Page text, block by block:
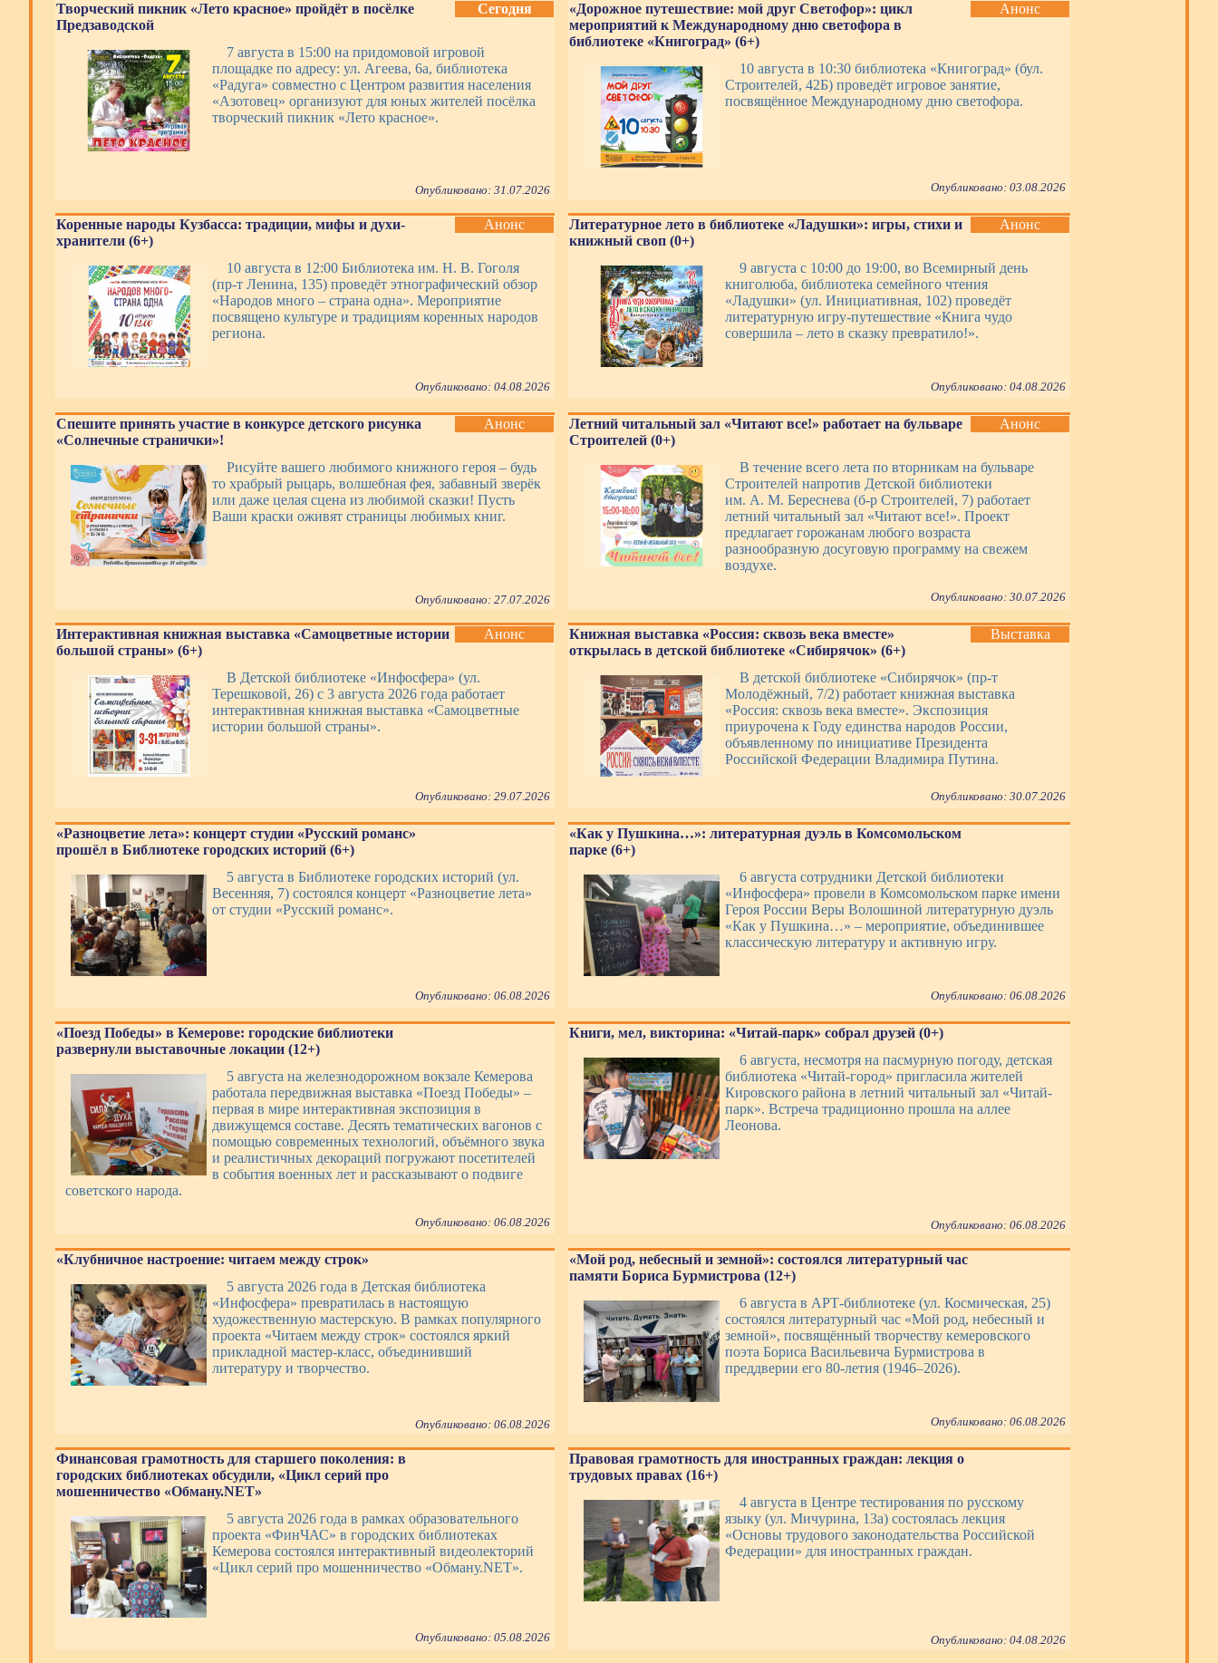
Творческий пикник «Лето красное» пройдёт в посёлке
Предзаводской
Сегодня
7 августа в 15:00 на придомовой игровой
площадке по адресу: ул. Агеева, 6а, библиотека
«Радуга» совместно с Центром развития населения
«Азотовец» организуют для юных жителей посёлка
творческий пикник «Лето красное».
Опубликовано: 31.07.2026
«Дорожное путешествие: мой друг Светофор»: цикл
мероприятий к Международному дню светофора в
библиотеке «Книгоград» (6+)
Анонс
10 августа в 10:30 библиотека «Книгоград» (бул.
Строителей, 42Б) проведёт игровое занятие,
посвящённое Международному дню светофора.
Опубликовано: 03.08.2026
Коренные народы Кузбасса: традиции, мифы и духи-
хранители (6+)
Анонс
10 августа в 12:00 Библиотека им. Н. В. Гоголя
(пр-т Ленина, 135) проведёт этнографический обзор
«Народов много – страна одна». Мероприятие
посвящено культуре и традициям коренных народов
региона.
Опубликовано: 04.08.2026
Литературное лето в библиотеке «Ладушки»: игры, стихи и
книжный своп (0+)
Анонс
9 августа с 10:00 до 19:00, во Всемирный день
книголюба, библиотека семейного чтения
«Ладушки» (ул. Инициативная, 102) проведёт
литературную игру-путешествие «Книга чудо
совершила – лето в сказку превратило!».
Опубликовано: 04.08.2026
Спешите принять участие в конкурсе детского рисунка
«Солнечные странички»!
Анонс
Рисуйте вашего любимого книжного героя – будь
то храбрый рыцарь, волшебная фея, забавный зверёк
или даже целая сцена из любимой сказки! Пусть
Ваши краски оживят страницы любимых книг.
Опубликовано: 27.07.2026
Летний читальный зал «Читают все!» работает на бульваре
Строителей (0+)
Анонс
В течение всего лета по вторникам на бульваре
Строителей напротив Детской библиотеки
им. А. М. Береснева (б-р Строителей, 7) работает
летний читальный зал «Читают все!». Проект
предлагает горожанам любого возраста
разнообразную досуговую программу на свежем
воздухе.
Опубликовано: 30.07.2026
Интерактивная книжная выставка «Самоцветные истории
большой страны» (6+)
Анонс
В Детской библиотеке «Инфосфера» (ул.
Терешковой, 26) с 3 августа 2026 года работает
интерактивная книжная выставка «Самоцветные
истории большой страны».
Опубликовано: 29.07.2026
Книжная выставка «Россия: сквозь века вместе»
открылась в детской библиотеке «Сибирячок» (6+)
Выставка
В детской библиотеке «Сибирячок» (пр-т
Молодёжный, 7/2) работает книжная выставка
«Россия: сквозь века вместе». Экспозиция
приурочена к Году единства народов России,
объявленному по инициативе Президента
Российской Федерации Владимира Путина.
Опубликовано: 30.07.2026
«Разноцветие лета»: концерт студии «Русский романс»
прошёл в Библиотеке городских историй (6+)
5 августа в Библиотеке городских историй (ул.
Весенняя, 7) состоялся концерт «Разноцветие лета»
от студии «Русский романс».
Опубликовано: 06.08.2026
«Как у Пушкина…»: литературная дуэль в Комсомольском
парке (6+)
6 августа сотрудники Детской библиотеки
«Инфосфера» провели в Комсомольском парке имени
Героя России Веры Волошиной литературную дуэль
«Как у Пушкина…» – мероприятие, объединившее
классическую литературу и активную игру.
Опубликовано: 06.08.2026
«Поезд Победы» в Кемерове: городские библиотеки
развернули выставочные локации (12+)
5 августа на железнодорожном вокзале Кемерова
работала передвижная выставка «Поезд Победы» –
первая в мире интерактивная экспозиция в
движущемся составе. Десять тематических вагонов с
помощью современных технологий, объёмного звука
и реалистичных декораций погружают посетителей
в события военных лет и рассказывают о подвиге
советского народа.
Опубликовано: 06.08.2026
Книги, мел, викторина: «Читай-парк» собрал друзей (0+)
6 августа, несмотря на пасмурную погоду, детская
библиотека «Читай-город» пригласила жителей
Кировского района в летний читальный зал «Читай-
парк». Встреча традиционно прошла на аллее
Леонова.
Опубликовано: 06.08.2026
«Клубничное настроение: читаем между строк»
5 августа 2026 года в Детская библиотека
«Инфосфера» превратилась в настоящую
художественную мастерскую. В рамках популярного
проекта «Читаем между строк» состоялся яркий
прикладной мастер-класс, объединивший
литературу и творчество.
Опубликовано: 06.08.2026
«Мой род, небесный и земной»: состоялся литературный час
памяти Бориса Бурмистрова (12+)
6 августа в АРТ-библиотеке (ул. Космическая, 25)
состоялся литературный час «Мой род, небесный и
земной», посвящённый творчеству кемеровского
поэта Бориса Васильевича Бурмистрова в
преддверии его 80-летия (1946–2026).
Опубликовано: 06.08.2026
Финансовая грамотность для старшего поколения: в
городских библиотеках обсудили, «Цикл серий про
мошенничество «Обману.NET»
5 августа 2026 года в рамках образовательного
проекта «ФинЧАС» в городских библиотеках
Кемерова состоялся интерактивный видеолекторий
«Цикл серий про мошенничество «Обману.NET».
Опубликовано: 05.08.2026
Правовая грамотность для иностранных граждан: лекция о
трудовых правах (16+)
4 августа в Центре тестирования по русскому
языку (ул. Мичурина, 13а) состоялась лекция
«Основы трудового законодательства Российской
Федерации» для иностранных граждан.
Опубликовано: 04.08.2026